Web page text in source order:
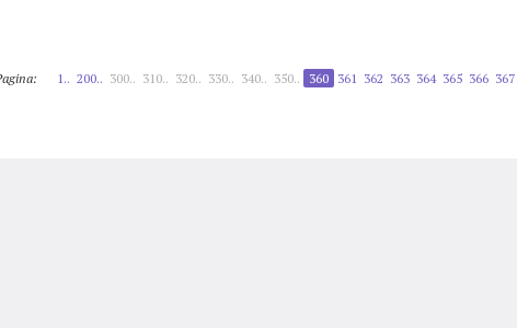
1.. 200.. 300.. 310.. 320.. 330.. 340.. 350.. 360 361 362 363 364 365 366 367